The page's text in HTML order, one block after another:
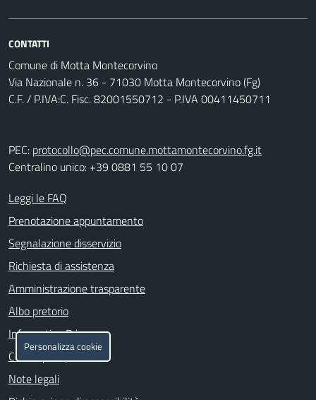
CONTATTI
Comune di Motta Montecorvino
Via Nazionale n. 36 - 71030 Motta Montecorvino (Fg)
C.F. / P.IVA:C. Fisc. 82001550712 - P.IVA 00411450711
PEC: protocollo@pec.comune.mottamontecorvino.fg.it
Centralino unico: +39 0881 55 10 07
Leggi le FAQ
Prenotazione appuntamento
Segnalazione disservizio
Richiesta di assistenza
Amministrazione trasparente
Albo pretorio
Informativa Privacy
Cookie policy
Note legali
Personalizza cookie